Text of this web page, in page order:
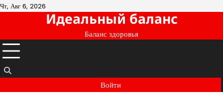
Перейти
Чт, Авг 6, 2026
Идеальный баланс
Баланс здоровья
Войти